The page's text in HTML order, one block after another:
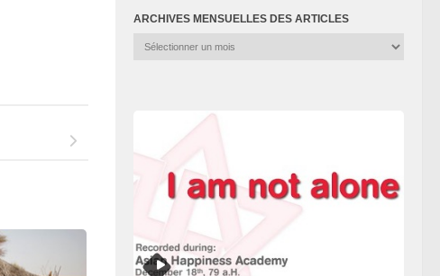
ARCHIVES MENSUELLES DES ARTICLES
Archives